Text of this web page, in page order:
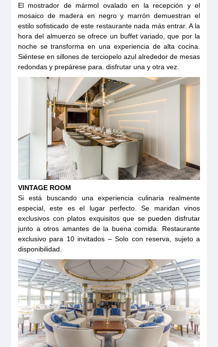
El mostrador de mármol ovalado en la recepción y el
mosaico de madera en negro y marrón demuestran el
estilo sofisticado de este restaurante nada más entrar. A la
hora del almuerzo se ofrece un buffet variado, que por la
noche se transforma en una experiencia de alta cocina.
Siéntese en sillones de terciopelo azul alrededor de mesas
redondas y prepárese para. disfrutar una y otra vez.
VINTAGE ROOM
Si está buscando una experiencia culinaria realmente
especial, este es el lugar perfecto. Se maridan vinos
exclusivos con platos exquisitos que se pueden disfrutar
junto a otros amantes de la buena comida. Restaurante
exclusivo para 10 invitados – Solo con reserva, sujeto a
disponibilidad.